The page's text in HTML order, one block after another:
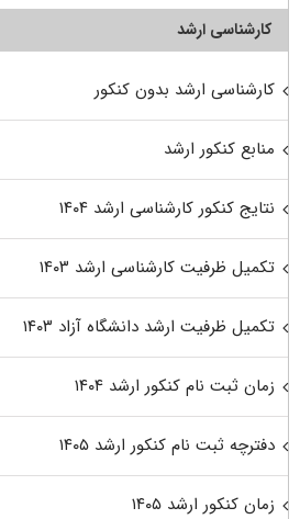
کارشناسی ارشد
کارشناسی ارشد بدون کنکور
منابع کنکور ارشد
نتایج کنکور کارشناسی ارشد ۱۴۰۴
تکمیل ظرفیت کارشناسی ارشد ۱۴۰۳
تکمیل ظرفیت ارشد دانشگاه آزاد ۱۴۰۳
زمان ثبت نام کنکور ارشد ۱۴۰۴
دفترچه ثبت نام کنکور ارشد ۱۴۰۵
زمان کنکور ارشد ۱۴۰۵